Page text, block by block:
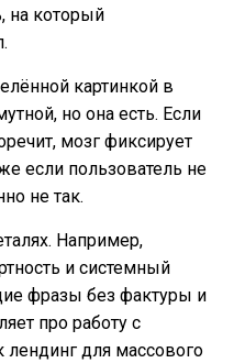
на который
картинкой в
но она есть. Если
мозг фиксирует
если пользователь не
не так.
Например,
и системный
фразы без фактуры и
про работу с
лендинг для массового